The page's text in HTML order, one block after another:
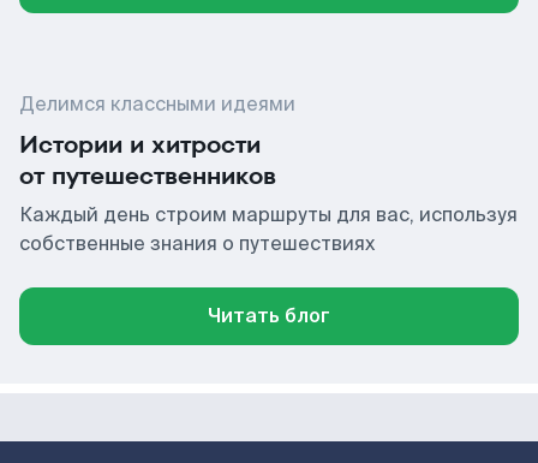
Делимся классными идеями
Истории и хитрости
от путешественников
Каждый день строим маршруты для вас, используя
собственные знания о путешествиях
Читать блог